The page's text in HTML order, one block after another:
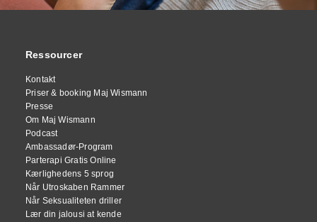
Ressourcer
Kontakt
Priser & booking Maj Wismann
Presse
Om Maj Wismann
Podcast
Ambassadør-Program
Parterapi Gratis Online
Kærlighedens 5 sprog
Når Utroskaben Rammer
Når Seksualiteten driller
Lær din jalousi at kende